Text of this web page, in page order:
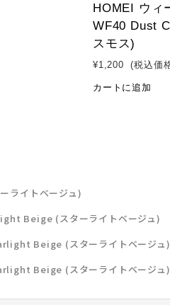
HOMEI ウィ
WF40 Dust
スモス)
¥1,200 (税込価
カートに追加
ライトベージュ)
Beige (スターライトベージュ)
Beige (スターライトベージュ)
Beige (スターライトベージュ)